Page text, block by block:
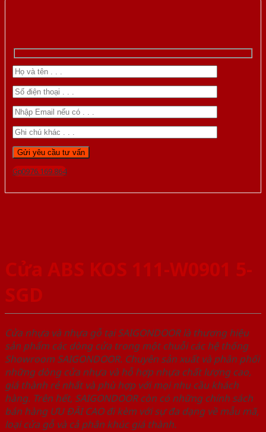
Gọi 0976.169.864
Cửa ABS KOS 111-W0901 5-
SGD
Cửa nhựa và nhựa gỗ tại SAIGONDOOR là thương hiệu
sản phẩm các dòng cửa trong một chuỗi các hệ thống
Showroom SAIGONDOOR. Chuyên sản xuất và phân phối
những dòng cửa nhựa và hỗ hợp nhựa chất lượng cao,
giá thành rẻ nhất và phù hợp với mọi nhu cầu khách
hàng. Trên hết, SAIGONDOOR còn có những chính sách
bán hàng ƯU ĐÃI CAO đi kèm với sự đa dạng về mẫu mã,
loại cửa gỗ và cả phân khúc giá thành.